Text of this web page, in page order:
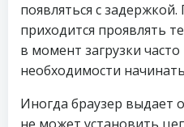
появляться с
приходится проявлять
в момент загрузки
необходимости
Иногда браузер выдает